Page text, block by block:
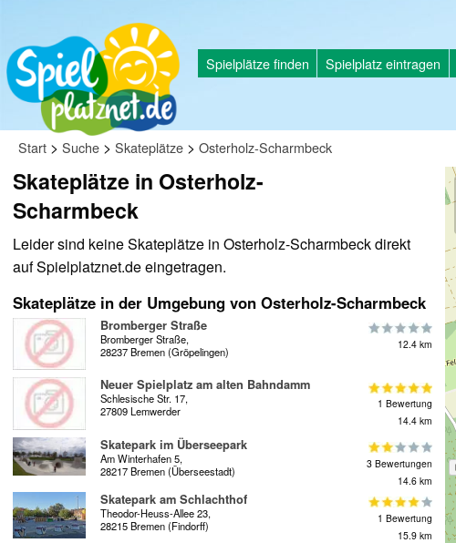
Spielplätze finden Spielplatz eintragen
Start > Suche > Skateplätze > Osterholz-Scharmbeck
Skateplätze in Osterholz-
Scharmbeck
Leider sind keine Skateplätze in Osterholz-Scharmbeck direkt
auf Spielplatznet.de eingetragen.
Skateplätze in der Umgebung von Osterholz-Scharmbeck
Bromberger Straße
Bromberger Straße,
28237 Bremen (Gröpelingen)
12.4 km
Neuer Spielplatz am alten Bahndamm
Schlesische Str. 17,
27809 Lemwerder
1 Bewertung
14.4 km
Skatepark im Überseepark
Am Winterhafen 5,
28217 Bremen (Überseestadt)
3 Bewertungen
14.6 km
Skatepark am Schlachthof
Theodor-Heuss-Allee 23,
28215 Bremen (Findorff)
1 Bewertung
15.9 km